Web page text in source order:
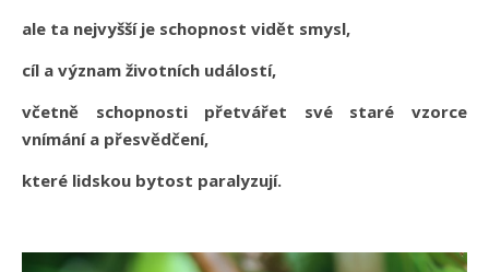
ale ta nejvyšší je schopnost vidět smysl,
cíl a význam životních událostí,
včetně schopnosti přetvářet své staré vzorce
vnímání a přesvědčení,
které lidskou bytost paralyzují.